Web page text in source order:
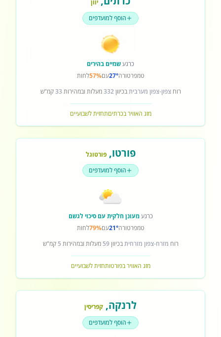
יוון
הוסף למועדפים
כרגעשמיים בהירים
טמפרטורה27°עם57%לחות
רוחצפון-צפון מערביתבכיוון332מעלות ובמהירות 33קמ"ש
מזג האוויר בכרתיםתחזית לשבועיים
פורטו,פורטוגל
הוסף למועדפים
כרגעמעונן חלקית עם סיכוי לגשם
טמפרטורה21°עם79%לחות
רוח מזרח-צפון מזרחיתבכיוון59 מעלות ובמהירות 5 קמ"ש
מזג האוויר בפורטותחזית לשבועיים
לרנקה, קפריסין
הוסף למועדפים